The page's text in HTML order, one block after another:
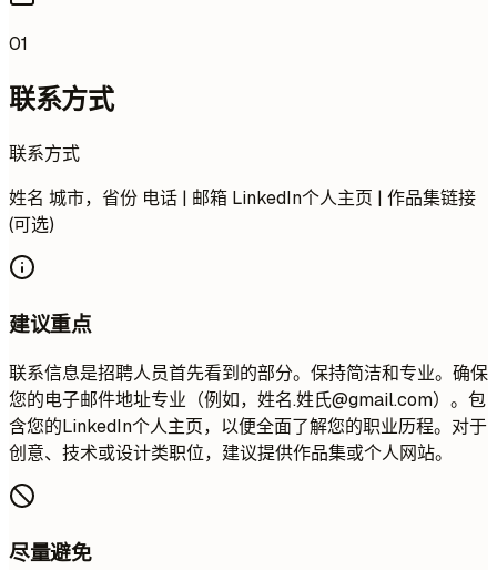
01
联系方式
联系方式
姓名 城市，省份 电话 | 邮箱 LinkedIn个人主页 | 作品集链接
(可选)
建议重点
联系信息是招聘人员首先看到的部分。保持简洁和专业。确保
您的电子邮件地址专业（例如，姓名.姓氏@gmail.com）。包
含您的LinkedIn个人主页，以便全面了解您的职业历程。对于
创意、技术或设计类职位，建议提供作品集或个人网站。
尽量避免